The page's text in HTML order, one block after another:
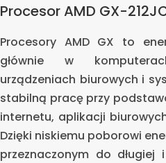
Procesor AMD GX-
Procesory AMD GX to
głównie w
urządzeniach biurowych i
stabilną pracę przy
internetu, aplikacji
Dzięki niskiemu poborowi
przeznaczonym do